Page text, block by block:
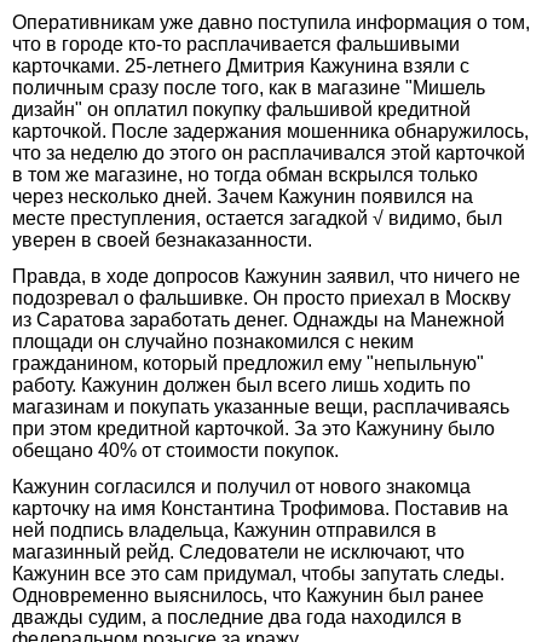
Оперативникам уже давно поступила информация о том,
что в городе кто-то расплачивается фальшивыми
карточками. 25-летнего Дмитрия Кажунина взяли с
поличным сразу после того, как в магазине "Мишель
дизайн" он оплатил покупку фальшивой кредитной
карточкой. После задержания мошенника обнаружилось,
что за неделю до этого он расплачивался этой карточкой
в том же магазине, но тогда обман вскрылся только
через несколько дней. Зачем Кажунин появился на
месте преступления, остается загадкой √ видимо, был
уверен в своей безнаказанности.
Правда, в ходе допросов Кажунин заявил, что ничего не
подозревал о фальшивке. Он просто приехал в Москву
из Саратова заработать денег. Однажды на Манежной
площади он случайно познакомился с неким
гражданином, который предложил ему "непыльную"
работу. Кажунин должен был всего лишь ходить по
магазинам и покупать указанные вещи, расплачиваясь
при этом кредитной карточкой. За это Кажунину было
обещано 40% от стоимости покупок.
Кажунин согласился и получил от нового знакомца
карточку на имя Константина Трофимова. Поставив на
ней подпись владельца, Кажунин отправился в
магазинный рейд. Следователи не исключают, что
Кажунин все это сам придумал, чтобы запутать следы.
Одновременно выяснилось, что Кажунин был ранее
дважды судим, а последние два года находился в